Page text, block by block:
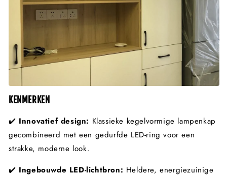
KENMERKEN
✔️ Innovatief design: Klassieke kegelvormige lampenkap
gecombineerd met een gedurfde LED-ring voor een
strakke, moderne look.
✔️ Ingebouwde LED-lichtbron: Heldere, energiezuinige